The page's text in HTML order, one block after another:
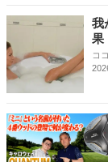
我
果
コ